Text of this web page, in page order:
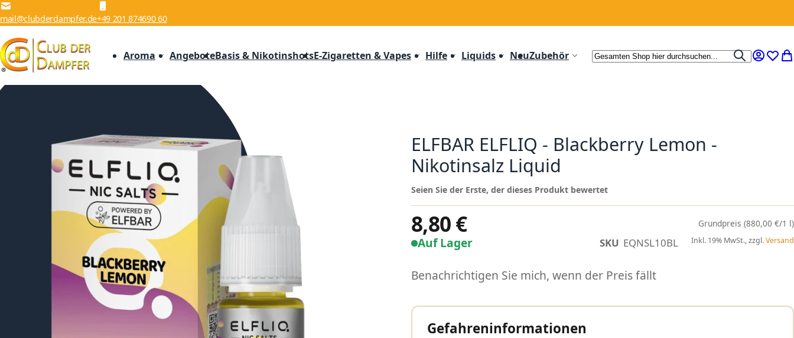
Zum Inhalt springen
mail@clubderdampfer.de+49 201 874690 60
Aroma AngeboteBasis & NikotinshotsE-Zigaretten & Vapes Hilfe Liquids NeuZubehör Suche
Suche
Mein
ELFBAR ELFLIQ - Blackberry Lemon -
Nikotinsalz Liquid
Auf Lager SKU EQNSL10BL
Seien Sie der Erste, der dieses Produkt bewertet
8,80 € (880,00 €/1 l)
Inkl. 19% MwSt., zzgl.Versand
Benachrichtigen Sie mich, wenn der Preis fällt
Gefahreninformationen